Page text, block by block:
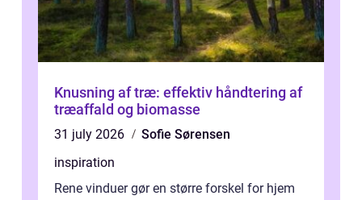
Knusning af træ: effektiv håndtering af
træaffald og biomasse
31 july 2026
Sofie Sørensen
inspiration
Rene vinduer gør en større forskel for hjem